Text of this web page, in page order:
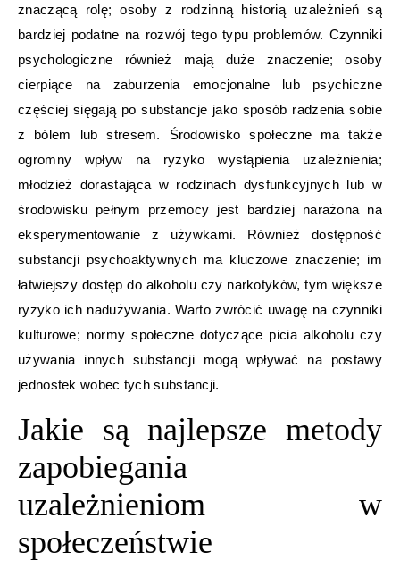
znaczącą rolę; osoby z rodzinną historią uzależnień są
bardziej podatne na rozwój tego typu problemów. Czynniki
psychologiczne również mają duże znaczenie; osoby
cierpiące na zaburzenia emocjonalne lub psychiczne
częściej sięgają po substancje jako sposób radzenia sobie
z bólem lub stresem. Środowisko społeczne ma także
ogromny wpływ na ryzyko wystąpienia uzależnienia;
młodzież dorastająca w rodzinach dysfunkcyjnych lub w
środowisku pełnym przemocy jest bardziej narażona na
eksperymentowanie z używkami. Również dostępność
substancji psychoaktywnych ma kluczowe znaczenie; im
łatwiejszy dostęp do alkoholu czy narkotyków, tym większe
ryzyko ich nadużywania. Warto zwrócić uwagę na czynniki
kulturowe; normy społeczne dotyczące picia alkoholu czy
używania innych substancji mogą wpływać na postawy
jednostek wobec tych substancji.
Jakie są najlepsze metody
zapobiegania
uzależnieniom w
społeczeństwie